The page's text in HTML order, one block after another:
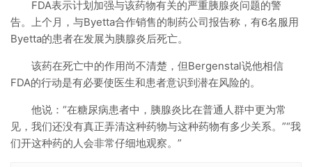
FDA表示计划加强与该药物有关的严重胰腺炎问题的警
告。上个月，与Byetta合作销售的制药公司报告称，有6名服用
Byetta的患者在发展为胰腺炎后死亡。
该药在死亡中的作用尚不清楚，但Bergenstal说他相信
FDA的行动是有必要使医生和患者意识到潜在风险的。
他说：“在糖尿病患者中，胰腺炎比在普通人群中更为常
见，我们还没有真正弄清这种药物与这种药物有多少关系。”“我
们开这种药的人会非常仔细地观察。”